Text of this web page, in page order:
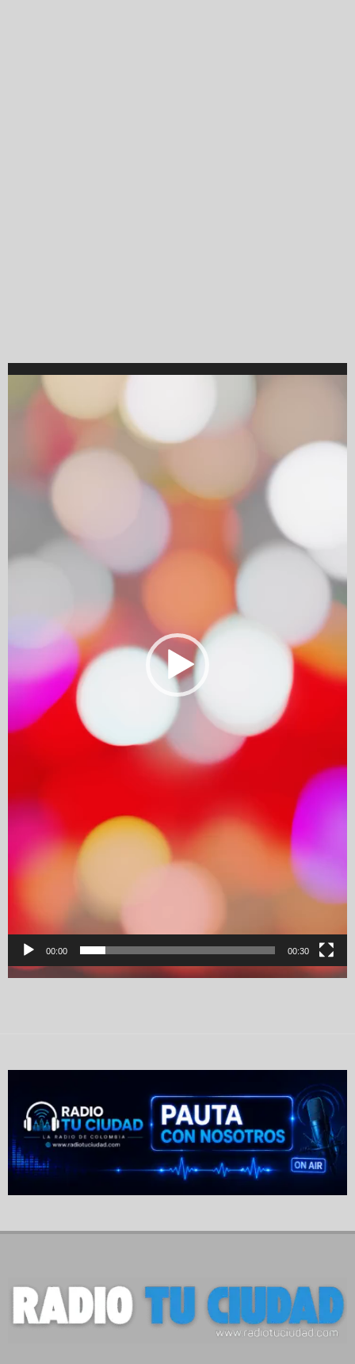
Video
Player
00:00 00:30